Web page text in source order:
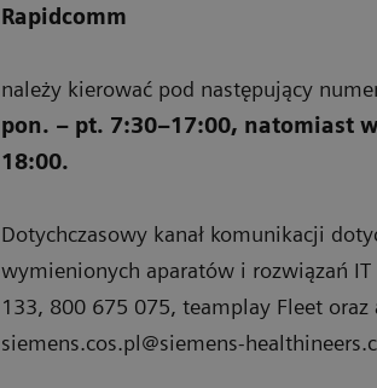
Rapidcomm
należy kierować pod następujący
pon. – pt. 7:30–17:00, natomiast
18:00.
Dotychczasowy kanał komunikacji
wymienionych aparatów i rozwiązań
133, 800 675 075, teamplay Fleet oraz
siemens.cos.pl@siemens-